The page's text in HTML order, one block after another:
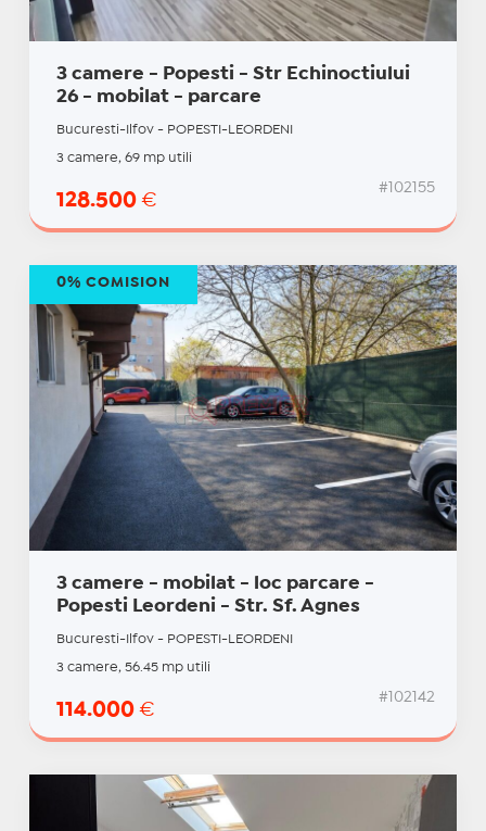
3 camere - Popesti - Str Echinoctiului
26 - mobilat - parcare
Bucuresti-Ilfov - POPESTI-LEORDENI
3 camere, 69 mp utili
128.500 €
#102155
3 camere - mobilat - loc parcare -
Popesti Leordeni - Str. Sf. Agnes
Bucuresti-Ilfov - POPESTI-LEORDENI
3 camere, 56.45 mp utili
114.000 €
#102142
0% COMISION